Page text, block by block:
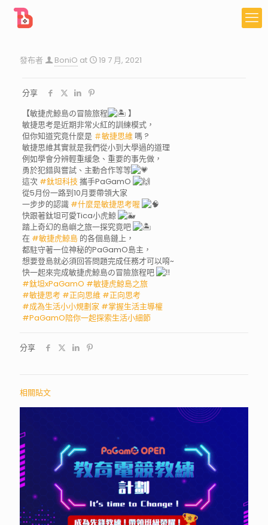
發布者 BoniO at 19 7 月, 2021
分享
【敏捷虎鯨島の冒險旅程
】
敏捷思考是近期非常火紅的訓練模式，
但你知道究竟什麼是 ＃敏捷思維嗎 ?
敏捷思維其實就是我們從小到大學過的道理
例如學會分辨輕重緩急、重要的事先做，
勇於犯錯與嘗試、主動合作等等
這次 #鈦坦科技 攜手PaGamO
從5月份一路到10月要帶領大家
一步步的認識 #什麼是敏捷思考喔
快跟著鈦坦可愛Tica小虎鯨
踏上奇幻的島嶼之旅一探究竟吧
在 #敏捷虎鯨島的各個島鏈上，
都駐守著一位神秘的PaGamO島主，
想要登島就必須回答問題完成任務才可以唷~
快一起來完成敏捷虎鯨島の冒險旅程吧
#鈦坦xPaGamO #敏捷虎鯨島之旅
#敏捷思考 #正向思維 #正向思考
#成為生活小小規劃家 #掌握生活主導權
#PaGamO陪你一起探索生活小細節
分享
相關貼文